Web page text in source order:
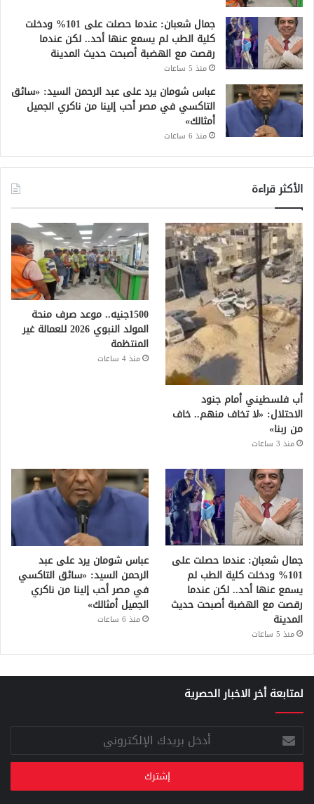
جمال شعبان: عندما حصلت على 101% ودخلت
كلية الطب لم يسمع عنها أحد.. لكن عندما
رقصت مع الهضبة أصبحت حديث المدينة
منذ 5 ساعات
عباس شومان يرد على عبد الرحمن السيد: «سائق
التاكسي في مصر أحب إلينا من ناكري الجميل
أمثالك»
منذ 6 ساعات
الأكثر قراءة
أب فلسطيني أمام جنود
الاحتلال: «لا تخاف منهم.. خاف
من ربنا»
منذ 3 ساعات
1500جنيه.. موعد صرف منحة
المولد النبوي 2026 للعمالة غير
المنتظمة
منذ 4 ساعات
جمال شعبان: عندما حصلت على
101% ودخلت كلية الطب لم
يسمع عنها أحد.. لكن عندما
رقصت مع الهضبة أصبحت حديث
المدينة
منذ 5 ساعات
عباس شومان يرد على عبد
الرحمن السيد: «سائق التاكسي
في مصر أحب إلينا من ناكري
الجميل أمثالك»
منذ 6 ساعات
لمتابعة أخر الاخبار الحصرية
أدخل
بريدك
الإلكتروني